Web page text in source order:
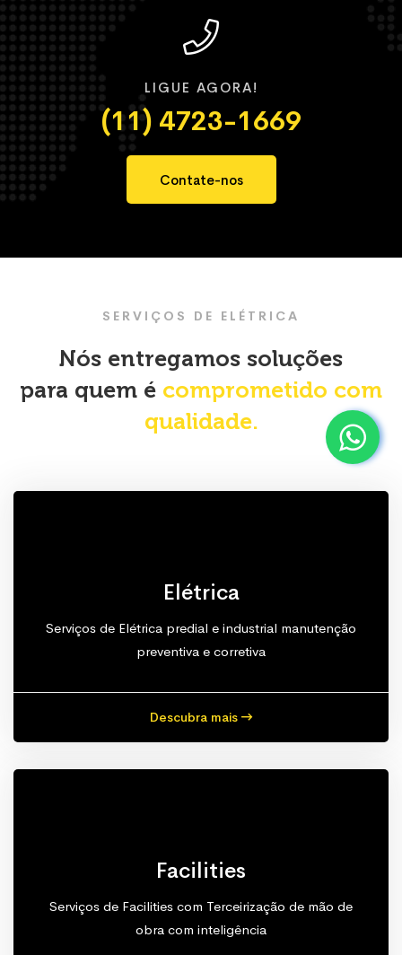
LIGUE AGORA!
(11) 4723-1669
Contate-nos
SERVIÇOS DE ELÉTRICA
Nós entregamos soluções
para quem é comprometido com
qualidade.
Elétrica
Serviços de Elétrica predial e industrial manutenção
preventiva e corretiva
Descubra mais
Facilities
Serviços de Facilities com Terceirização de mão de
obra com inteligência